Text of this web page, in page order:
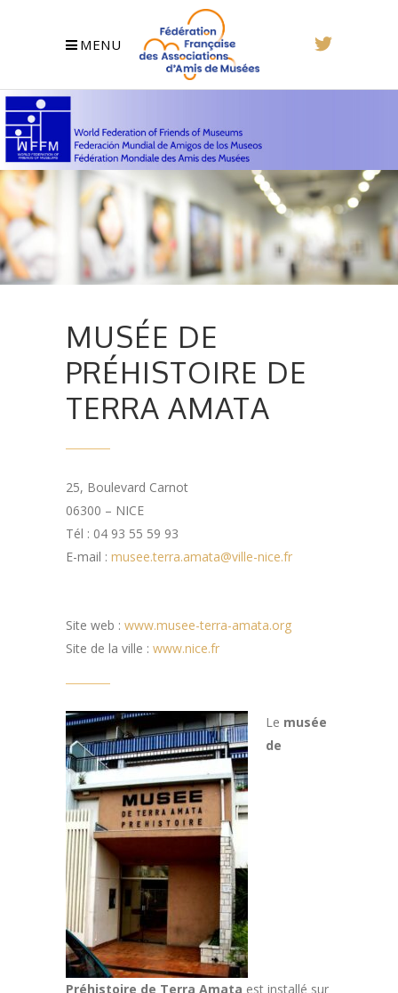
MENU
MUSÉE DE
PRÉHISTOIRE DE
TERRA AMATA
25, Boulevard Carnot
06300 – NICE
Tél : 04 93 55 59 93
E-mail : musee.terra.amata@ville-nice.fr
Site web : www.musee-terra-amata.org
Site de la ville : www.nice.fr
Le musée
de
Préhistoire de Terra Amata est installé sur